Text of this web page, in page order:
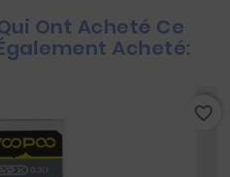
Ont Acheté Ce
Acheté:
favorite_border